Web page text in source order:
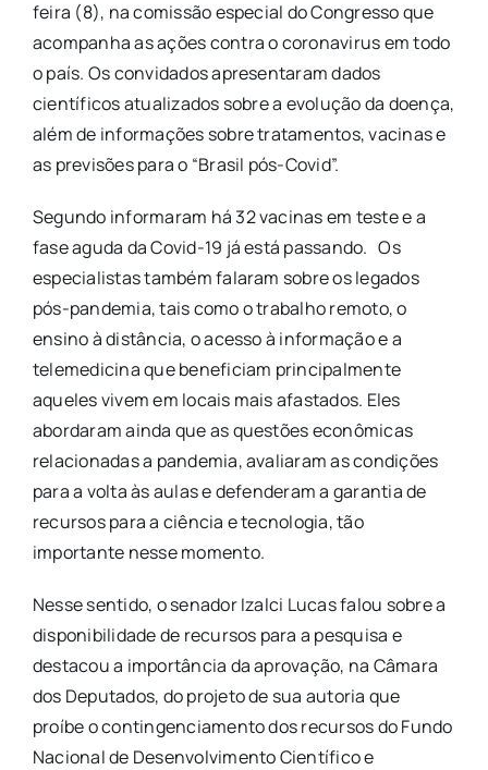
feira (8), na comissão especial do Congresso que
acompanha as ações contra o coronavirus em todo
o país. Os convidados apresentaram dados
científicos atualizados sobre a evolução da doença,
além de informações sobre tratamentos, vacinas e
as previsões para o “Brasil pós-Covid”.
Segundo informaram há 32 vacinas em teste e a
fase aguda da Covid-19 já está passando. Os
especialistas também falaram sobre os legados
pós-pandemia, tais como o trabalho remoto, o
ensino à distância, o acesso à informação e a
telemedicina que beneficiam principalmente
aqueles vivem em locais mais afastados. Eles
abordaram ainda que as questões econômicas
relacionadas a pandemia, avaliaram as condições
para a volta às aulas e defenderam a garantia de
recursos para a ciência e tecnologia, tão
importante nesse momento.
Nesse sentido, o senador Izalci Lucas falou sobre a
disponibilidade de recursos para a pesquisa e
destacou a importância da aprovação, na Câmara
dos Deputados, do projeto de sua autoria que
proíbe o contingenciamento dos recursos do Fundo
Nacional de Desenvolvimento Científico e